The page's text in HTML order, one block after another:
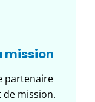
mission
partenaire
mission.